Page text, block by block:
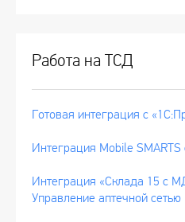
Работа на ТСД
Готовая интеграция с
Интеграция Mobile
Интеграция «Склада 15 с
Управление аптечной сетью